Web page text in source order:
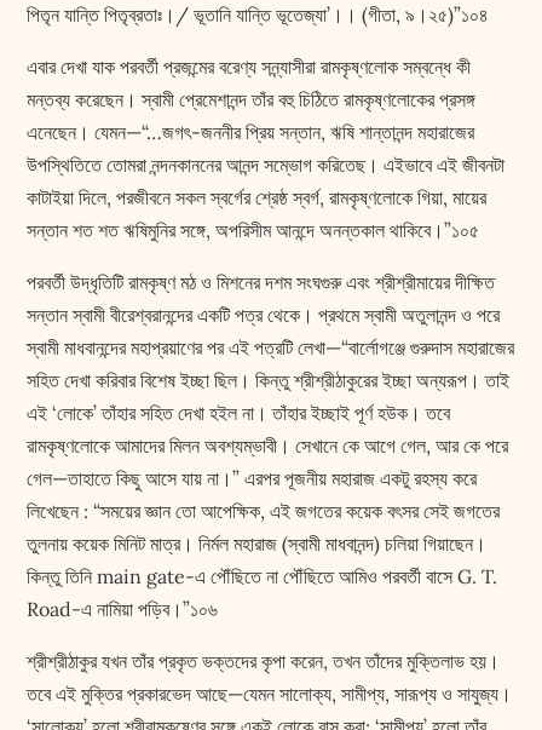
পিতৃন যান্তি পিতৃব্রতাঃ।/ ভূতানি যান্তি ভূতেজ্যা’।। (গীতা, ৯।২৫)”১০৪
এবার দেখা যাক পরবর্তী প্রজন্মের বরেণ্য সন্ন্যাসীরা রামকৃষ্ণলোক সম্বন্ধে কী
মন্তব্য করেছেন। স্বামী প্রেমেশানন্দ তাঁর বহু চিঠিতে রামকৃষ্ণলোকের প্রসঙ্গ
এনেছেন। যেমন—“…জগৎ-জননীর প্রিয় সন্তান, ঋষি শান্তানন্দ মহারাজের
উপস্থিতিতে তোমরা নন্দনকাননের আনন্দ সম্ভোগ করিতেছ। এইভাবে এই জীবনটা
কাটাইয়া দিলে, পরজীবনে সকল স্বর্গের শ্রেষ্ঠ স্বর্গ, রামকৃষ্ণলোকে গিয়া, মায়ের
সন্তান শত শত ঋষিমুনির সঙ্গে, অপরিসীম আনন্দে অনন্তকাল থাকিবে।”১০৫
পরবর্তী উদ্ধৃতিটি রামকৃষ্ণ মঠ ও মিশনের দশম সংঘগুরু এবং শ্রীশ্রীমায়ের দীক্ষিত
সন্তান স্বামী বীরেশ্বরানন্দের একটি পত্র থেকে। প্রথমে স্বামী অতুলানন্দ ও পরে
স্বামী মাধবানন্দের মহাপ্রয়াণের পর এই পত্রটি লেখা—“বার্লোগঞ্জে গুরুদাস মহারাজের
সহিত দেখা করিবার বিশেষ ইচ্ছা ছিল। কিন্তু শ্রীশ্রীঠাকুরের ইচ্ছা অন্যরূপ। তাই
এই ‘লোকে’ তাঁহার সহিত দেখা হইল না। তাঁহার ইচ্ছাই পূর্ণ হউক। তবে
রামকৃষ্ণলোকে আমাদের মিলন অবশ্যম্ভাবী। সেখানে কে আগে গেল, আর কে পরে
গেল—তাহাতে কিছু আসে যায় না।” এরপর পূজনীয় মহারাজ একটু রহস্য করে
লিখেছেন : “সময়ের জ্ঞান তো আপেক্ষিক, এই জগতের কয়েক বৎসর সেই জগতের
তুলনায় কয়েক মিনিট মাত্র। নির্মল মহারাজ (স্বামী মাধবানন্দ) চলিয়া গিয়াছেন।
কিন্তু তিনি main gate-এ পৌঁছিতে না পৌঁছিতে আমিও পরবর্তী বাসে G. T.
Road-এ নামিয়া পড়িব।”১০৬
শ্রীশ্রীঠাকুর যখন তাঁর প্রকৃত ভক্তদের কৃপা করেন, তখন তাঁদের মুক্তিলাভ হয়।
তবে এই মুক্তির প্রকারভেদ আছে—যেমন সালোক্য, সামীপ্য, সারূপ্য ও সাযুজ্য।